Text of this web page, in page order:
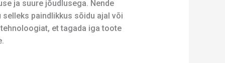
ja suure jõudlusega. Nende
paindlikkus sõidu ajal või
et tagada iga toote